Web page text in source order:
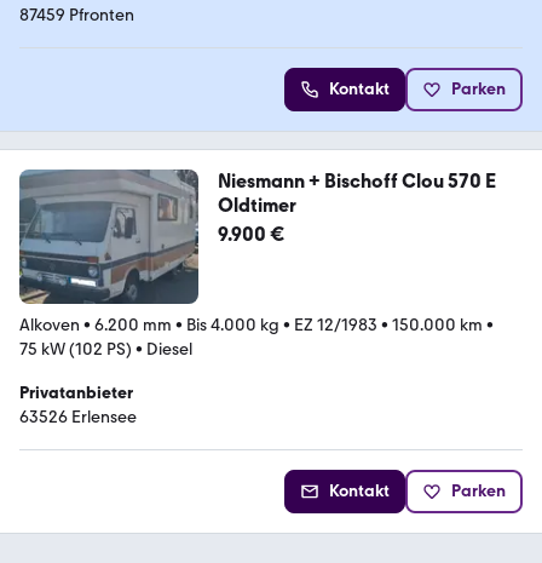
87459 Pfronten
Kontakt Parken
Niesmann + Bischoff Clou 570 E
Oldtimer
9.900 €
Alkoven • 6.200 mm • Bis 4.000 kg • EZ 12/1983 • 150.000 km •
75 kW (102 PS) • Diesel
Privatanbieter
63526 Erlensee
Kontakt Parken